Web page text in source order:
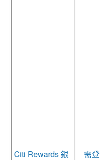
Citi Rewards 銀
需登